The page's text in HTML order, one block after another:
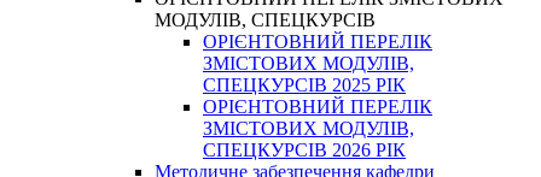
МОДУЛІВ, СПЕЦКУРСІВ
ОРІЄНТОВНИЙ ПЕРЕЛІК
ЗМІСТОВИХ МОДУЛІВ,
СПЕЦКУРСІВ 2025 РІК
ОРІЄНТОВНИЙ ПЕРЕЛІК
ЗМІСТОВИХ МОДУЛІВ,
СПЕЦКУРСІВ 2026 РІК
Методичне забезпечення кафедри